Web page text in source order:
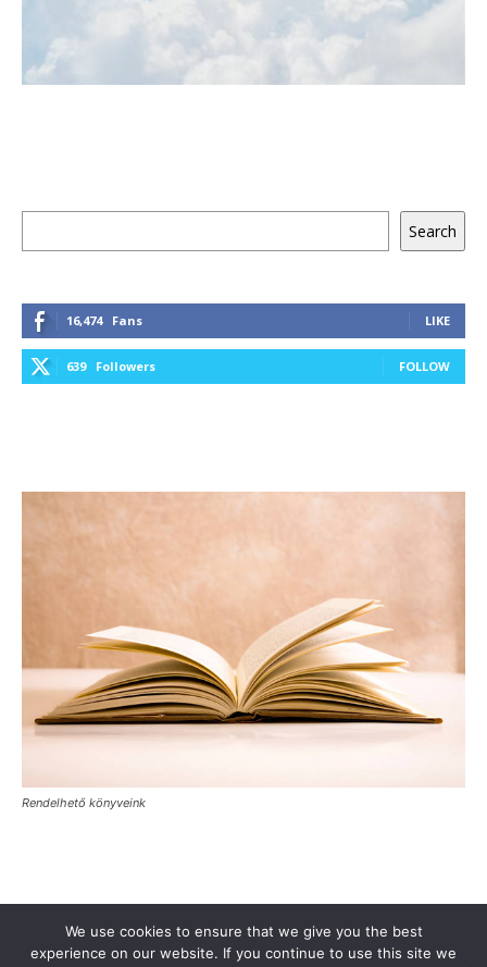
Search
16,474 Fans LIKE
639 Followers FOLLOW
Rendelhető könyveink
Támogasd a Türkinfót! Kiadványaink
Médiaajánlat
Impresszum
Adatkezelési Tájékoztató ÁSZF
Alapítvány
We use cookies to ensure that we give you the best
experience on our website. If you continue to use this site we